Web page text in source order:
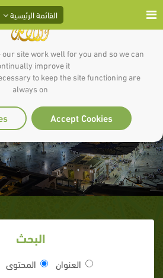
our site work well for you and so we can
improve it.
to keep the site functioning are
always on
Accept Cookies
القائمة الرئيسية
ذكر جملة
البحث
العنوان المحتوى